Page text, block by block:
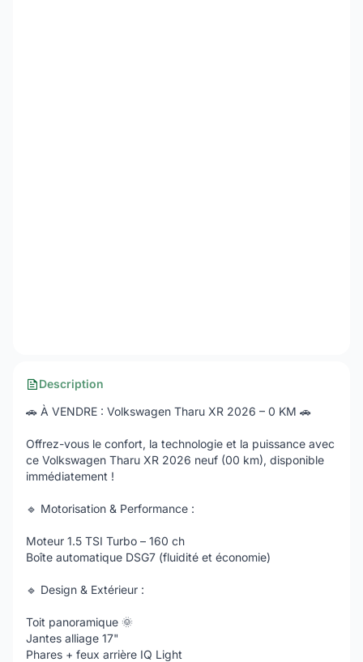
Description
🚗 À VENDRE : Volkswagen Tharu XR 2026 – 0 KM 🚗
Offrez-vous le confort, la technologie et la puissance avec
ce Volkswagen Tharu XR 2026 neuf (00 km), disponible
immédiatement !
🔹 Motorisation & Performance :
Moteur 1.5 TSI Turbo – 160 ch
Boîte automatique DSG7 (fluidité et économie)
🔹 Design & Extérieur :
Toit panoramique 🌞
Jantes alliage 17"
Phares + feux arrière IQ Light